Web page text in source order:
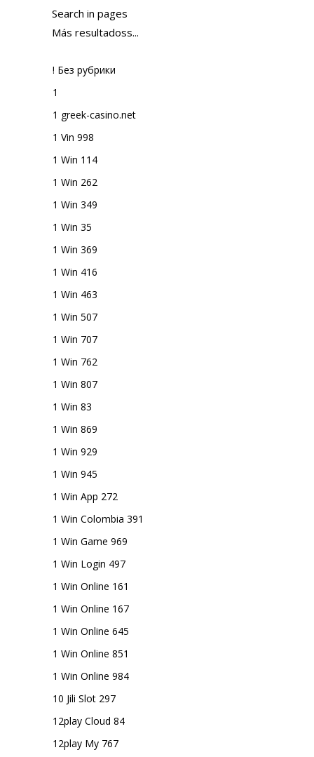
Search in pages
Más resultadoss...
! Без рубрики
1
1 greek-casino.net
1 Vin 998
1 Win 114
1 Win 262
1 Win 349
1 Win 35
1 Win 369
1 Win 416
1 Win 463
1 Win 507
1 Win 707
1 Win 762
1 Win 807
1 Win 83
1 Win 869
1 Win 929
1 Win 945
1 Win App 272
1 Win Colombia 391
1 Win Game 969
1 Win Login 497
1 Win Online 161
1 Win Online 167
1 Win Online 645
1 Win Online 851
1 Win Online 984
10 Jili Slot 297
12play Cloud 84
12play My 767